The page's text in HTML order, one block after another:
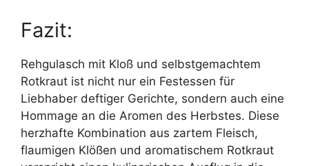
Fazit:
Rehgulasch mit Kloß und selbstgemachtem
Rotkraut ist nicht nur ein Festessen für
Liebhaber deftiger Gerichte, sondern auch eine
Hommage an die Aromen des Herbstes. Diese
herzhafte Kombination aus zartem Fleisch,
flaumigen Klößen und aromatischem Rotkraut